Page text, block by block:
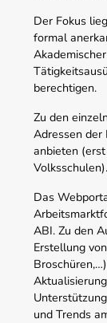
Der Fokus
formal
berechtigen.
Zu den
Adressen der
anbieten
Volksschulen).
Das
ABI. Zu den
Erstellung
und Trends